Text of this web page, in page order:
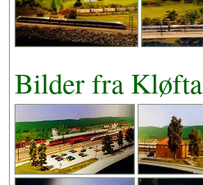
Bilder fra Kløfta